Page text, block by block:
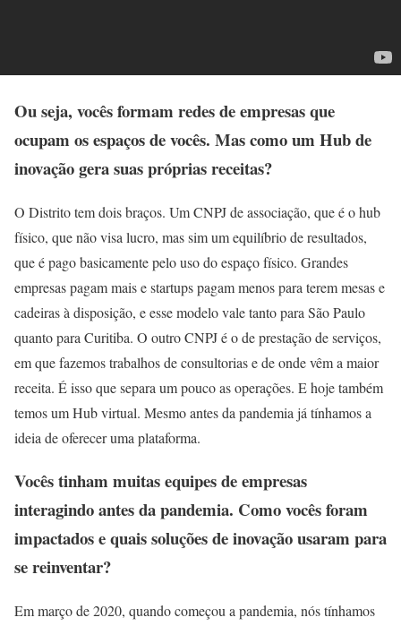
Ou seja, vocês formam redes de empresas que
ocupam os espaços de vocês. Mas como um Hub de
inovação gera suas próprias receitas?
O Distrito tem dois braços. Um CNPJ de associação, que é o hub
físico, que não visa lucro, mas sim um equilíbrio de resultados,
que é pago basicamente pelo uso do espaço físico. Grandes
empresas pagam mais e startups pagam menos para terem mesas e
cadeiras à disposição, e esse modelo vale tanto para São Paulo
quanto para Curitiba. O outro CNPJ é o de prestação de serviços,
em que fazemos trabalhos de consultorias e de onde vêm a maior
receita. É isso que separa um pouco as operações. E hoje também
temos um Hub virtual. Mesmo antes da pandemia já tínhamos a
ideia de oferecer uma plataforma.
Vocês tinham muitas equipes de empresas
interagindo antes da pandemia. Como vocês foram
impactados e quais soluções de inovação usaram para
se reinventar?
Em março de 2020, quando começou a pandemia, nós tínhamos